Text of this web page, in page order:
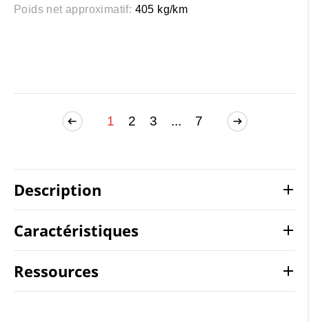
Poids net approximatif: 405 kg/km
1 2 3 ... 7
Description
Caractéristiques
Ressources